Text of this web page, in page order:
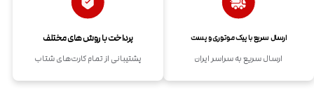
ارسال سریع با پیک موتوری و پست
ارسال سریع به سراسر ایران
پرداخت با روش های مختلف
پشتیبانی از تمام کارت‌های شتاب